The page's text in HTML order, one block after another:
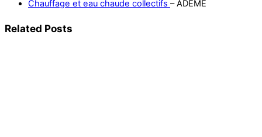
Chauffage et eau chaude collectifs – ADEME
Related Posts